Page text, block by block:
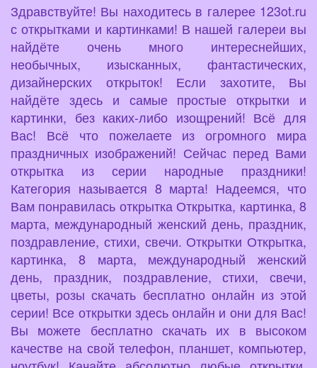
Здравствуйте! Вы находитесь в галерее 123ot.ru
с открытками и картинками! В нашей галереи вы
найдёте очень много интереснейших,
необычных, изысканных, фантастических,
дизайнерских открыток! Если захотите, Вы
найдёте здесь и самые простые открытки и
картинки, без каких-либо изощрений! Всё для
Вас! Всё что пожелаете из огромного мира
праздничных изображений! Сейчас перед Вами
открытка из серии народные праздники!
Категория называется 8 марта! Надеемся, что
Вам понравилась открытка Открытка, картинка, 8
марта, международный женский день, праздник,
поздравление, стихи, свечи. Открытки Открытка,
картинка, 8 марта, международный женский
день, праздник, поздравление, стихи, свечи,
цветы, розы скачать бесплатно онлайн из этой
серии! Все открытки здесь онлайн и они для Вас!
Вы можете бесплатно скачать их в высоком
качестве на свой телефон, планшет, компьютер,